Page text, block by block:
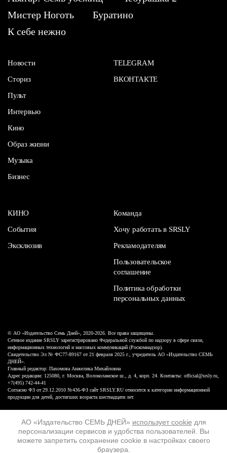
АО «Издательство СЕМЬ ДНЕЙ» использует cookie для
персонализации сервисов и удобства пользователей. Вы
можете запретить сохранение cookie в настройках своего
браузера.
Мистер Ноготь
Буратино
К себе нежно
Новости
Сториз
Пульт
Интервью
Кино
Образ жизни
Музыка
Бизнес
TELEGRAM
ВКОНТАКТЕ
КИНО
События
Эксклюзив
Команда
Хочу работать в SRSLY
Рекламодателям
Пользовательское
соглашение
Политика обработки
персональных данных
16+
© АО «Издательство Семь Дней», 2020-2026. Все права защищены.
Сетевое издание SRSLY зарегистрировано Федеральной службой по надзору в сфере связи,
информационных технологий и массовых коммуникаций (Роскомнадзор).
Свидетельство Эл № ФС77-89167 от 21 февраля 2025 г., учредитель АО «Издательство СЕМЬ
ДНЕЙ».
Главный редактор: Пахомова Анжелика Михайловна
Адрес редакции: 125080, г. Москва, Волоколамское ш., д. 4, корп. 24. Контакты: official@srsly.ru,
+7(495) 742-44-41
Согласно ФЗ от 29.12.2010 №436-ФЗ сайт SRSLY.RU относится к категории информационной
продукции для детей, достигших возраста шестнадцати лет.